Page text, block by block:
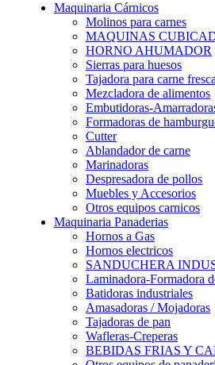
Maquinaria Cárnicos
Molinos para carnes
MAQUINAS
HORNO AHUMADOR
Sierras para huesos
Tajadora para carne fresca
Mezcladora de alimentos
Embutidoras-
Formadoras de
Cutter
Ablandador de carne
Marinadoras
Despresadora de pollos
Muebles y Accesorios
Otros equipos carnicos
Maquinaria Panaderias
Hornos a Gas
Hornos electricos
SANDUCHERA
Laminadora-Formadora
Batidoras industriales
Amasadoras / Mojadoras
Tajadoras de pan
Wafleras-Creperas
BEBIDAS FRIAS Y